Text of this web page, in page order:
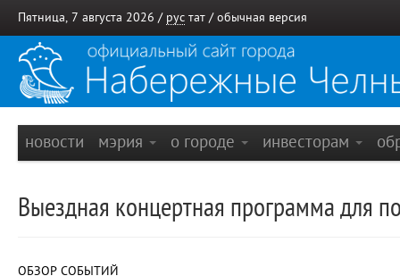
Пятница, 7 августа 2026 / рус тат / обычная версия
новости мэрия о городе инвесторам
Выездная концертная программа для
ОБЗОР СОБЫТИЙ